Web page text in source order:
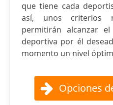
que tiene cada
así, unos criterios
permitirán alcanzar
deportiva por él
momento un nivel
Opciones